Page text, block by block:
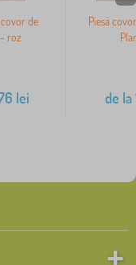
de
roz
lei
Piesă
de la